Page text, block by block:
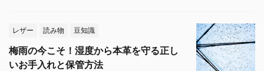
レザー 読み物 豆知識
梅雨の今こそ！湿度から本革を守る正し
いお手入れと保管方法